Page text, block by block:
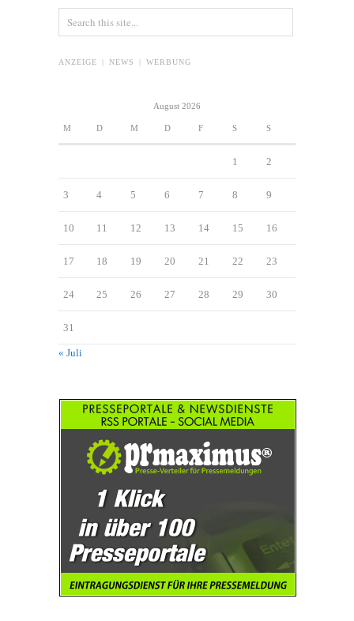
ANZEIGE | NEWS | WERBUNG
August 2026
M D M D F S S
1 2
3 4 5 6 7 8 9
10 11 12 13 14 15 16
17 18 19 20 21 22 23
24 25 26 27 28 29 30
31
« Juli